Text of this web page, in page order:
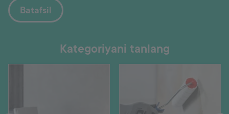
Batafsil
Kategoriyani tanlang